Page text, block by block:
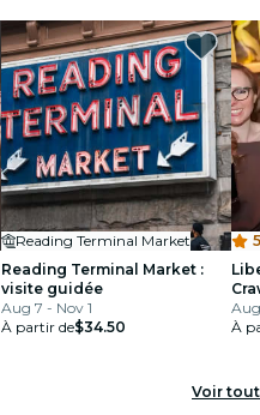
Reading Terminal Market
Reading Terminal Market :
visite guidée
Aug 7 - Nov 1
À partir de$34.50
À
Voir tout